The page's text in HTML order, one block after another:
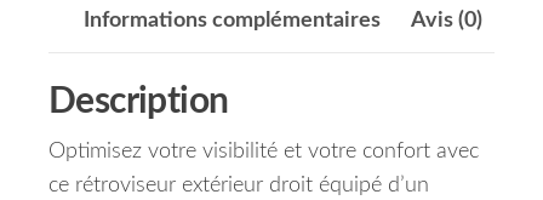
Informations complémentaires Avis (0)
Description
Optimisez votre visibilité et votre confort avec
ce rétroviseur extérieur droit équipé d’un